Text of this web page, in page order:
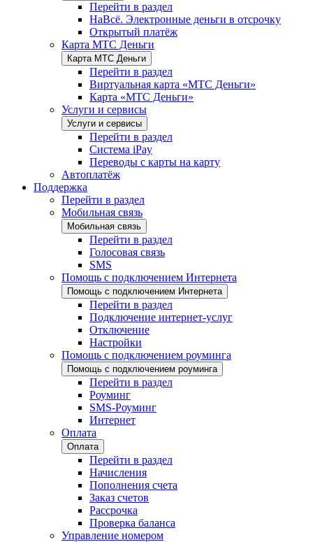
Перейти в раздел
НаВсё. Электронные деньги в отсрочку
Открытый платёж
Карта МТС Деньги
Карта МТС Деньги
Перейти в раздел
Виртуальная карта «МТС Деньги»
Карта «МТС Деньги»
Услуги и сервисы
Услуги и сервисы
Перейти в раздел
Система iPay
Переводы с карты на карту
Автоплатёж
Поддержка
Перейти в раздел
Мобильная связь
Мобильная связь
Перейти в раздел
Голосовая связь
SMS
Помощь с подключением Интернета
Помощь с подключением Интернета
Перейти в раздел
Подключение интернет-услуг
Отключение
Настройки
Помощь с подключением роуминга
Помощь с подключением роуминга
Перейти в раздел
Роуминг
SMS-Роуминг
Интернет
Оплата
Оплата
Перейти в раздел
Начисления
Пополнения счета
Заказ счетов
Рассрочка
Проверка баланса
Управление номером